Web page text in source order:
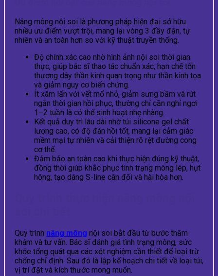
Nâng mông nội soi là phương pháp hiện đại sở hữu
nhiều ưu điểm vượt trội, mang lại vòng 3 đầy đặn, tự
nhiên và an toàn hơn so với kỹ thuật truyền thống.
Độ chính xác cao nhờ hình ảnh nội soi thời gian
thực, giúp bác sĩ thao tác chuẩn xác, hạn chế tổn
thương dây thần kinh quan trọng như thần kinh tọa
và giảm nguy cơ biến chứng.
Ít xâm lấn với vết mổ nhỏ, giảm sưng bầm và rút
ngắn thời gian hồi phục, thường chỉ cần nghỉ ngơi
1–2 tuần là có thể sinh hoạt nhẹ nhàng.
Kết quả duy trì lâu dài nhờ túi silicone gel chất
lượng cao, có độ đàn hồi tốt, mang lại cảm giác
mềm mại tự nhiên và cải thiện rõ rệt đường cong
cơ thể.
Đảm bảo an toàn cao khi thực hiện đúng kỹ thuật,
đồng thời giúp khắc phục tình trạng mông lép, hụt
hông, tạo dáng S-line cân đối và hài hòa hơn.
Quy trình nâng mông nội soi bắt đầu từ bước thăm
khám và tư vấn. Bác sĩ đánh giá tình trạng mông, sức
khỏe tổng quát qua các xét nghiệm cần thiết để loại trừ
chống chỉ định. Sau đó là lập kế hoạch chi tiết về loại túi,
vị trí đặt và kích thước mong muốn.